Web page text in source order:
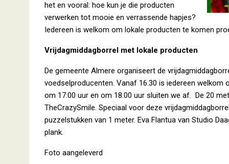
het en vooral: hoe kun je die producten
verwerken tot mooie en verrassende hapjes?
Iedereen is welkom om lokale producten te komen
Vrijdagmiddagborrel met lokale producten
De gemeente Almere organiseert de
voedselproducenten. Vanaf 16.30 is iedereen welkom
om 17.00 uur en om 18.00 uur sluiten we af. De 20
TheCrazySmile. Speciaal voor deze
puzzelstukken van 1 meter. Eva Flantua van Studio
plank.
Foto aangeleverd